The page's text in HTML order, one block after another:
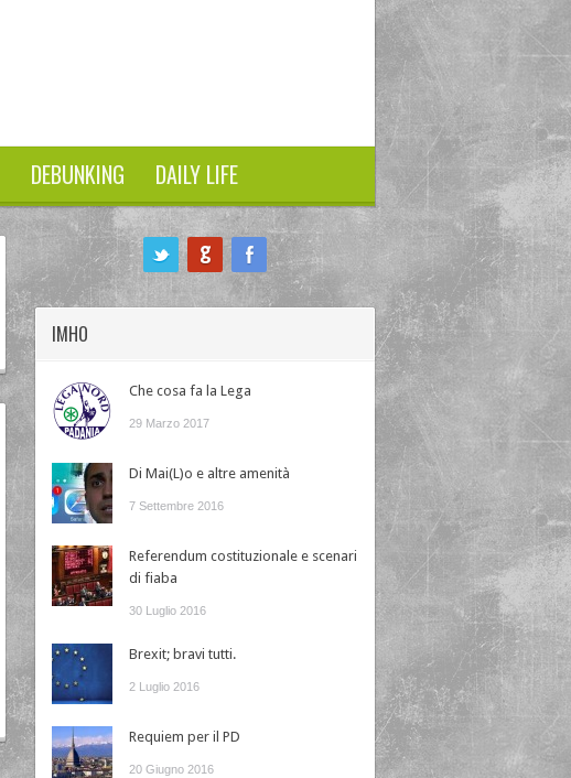
DEBUNKING DAILY LIFE
IMHO
Che cosa fa la Lega
29 Marzo 2017
Di Mai(L)o e altre amenità
7 Settembre 2016
Referendum costituzionale e scenari
di fiaba
30 Luglio 2016
Brexit; bravi tutti.
2 Luglio 2016
Requiem per il PD
20 Giugno 2016